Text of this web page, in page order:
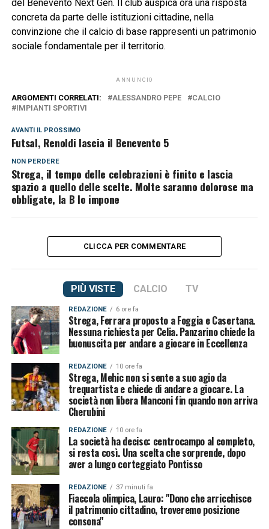
del Benevento Next Gen. Il club auspica ora una risposta
concreta da parte delle istituzioni cittadine, nella
convinzione che il calcio di base rappresenti un patrimonio
sociale fondamentale per il territorio.
ANNUNCIO
ARGOMENTI CORRELATI: ALESSANDRO PEPE
CALCIO
IMPIANTI SPORTIVI
AVANTI IL ​​PROSSIMO
Futsal, Renoldi lascia il Benevento 5
NON PERDERE
Strega, il tempo delle celebrazioni è finito e lascia
spazio a quello delle scelte. Molte saranno dolorose ma
obbligate, la B lo impone
CLICCA PER COMMENTARE
PIÙ VISTE CALCIO TV
REDAZIONE 6 ore fa
Strega, Ferrara proposto a Foggia e Casertana.
Nessuna richiesta per Celia. Panzarino chiede la
buonuscita per andare a giocare in Eccellenza
REDAZIONE 10 ore fa
Strega, Mehic non si sente a suo agio da
trequartista e chiede di andare a giocare. La
società non libera Manconi fin quando non arriva
Cherubini
REDAZIONE 10 ore fa
La società ha deciso: centrocampo al completo,
si resta così. Una scelta che sorprende, dopo
aver a lungo corteggiato Pontisso
REDAZIONE 37 minuti fa
Fiaccola olimpica, Lauro: "Dono che arricchisce
il patrimonio cittadino, troveremo posizione
consona"